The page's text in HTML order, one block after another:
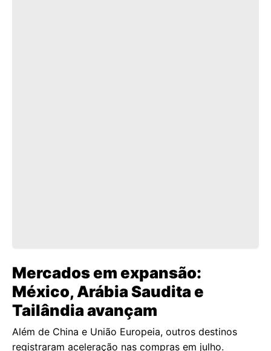
Mercados em expansão:
México, Arábia Saudita e
Tailândia avançam
Além de China e União Europeia, outros destinos
registraram aceleração nas compras em julho.